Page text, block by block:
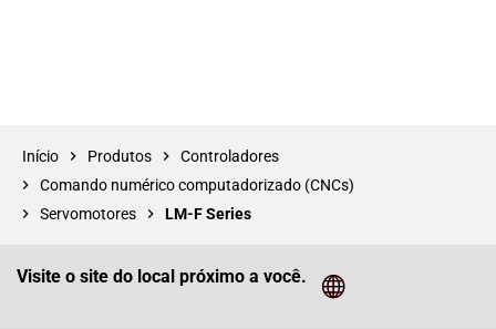
Início Produtos
Controladores
Comando numérico computadorizado (CNCs)
Servomotores
LM-F Series
Visite o site do local próximo a você.